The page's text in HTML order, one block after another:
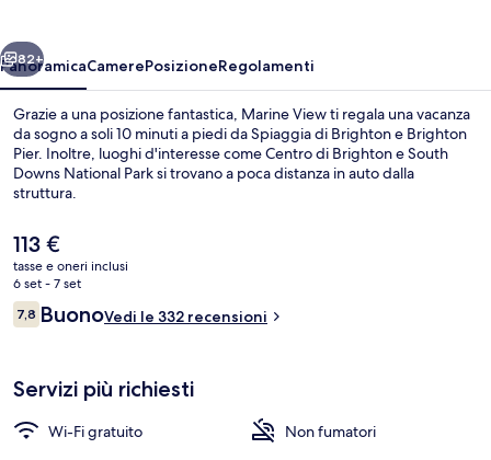
Avanti
82+
PanoramicaCamerePosizioneRegolamenti
Grazie a una posizione fantastica, Marine View ti regala una vacanza
da sogno a soli 10 minuti a piedi da Spiaggia di Brighton e Brighton
Pier. Inoltre, luoghi d'interesse come Centro di Brighton e South
Downs National Park si trovano a poca distanza in auto dalla
struttura.
Il
prezzo
attuale
è
113 €
113 €
tasse e oneri inclusi
6 set - 7 set
Recensioni
7,87,8 su 10
BuonoVedi le 332 recensioni
Servizi più richiesti
Wi-Fi gratuito
Non fumatori